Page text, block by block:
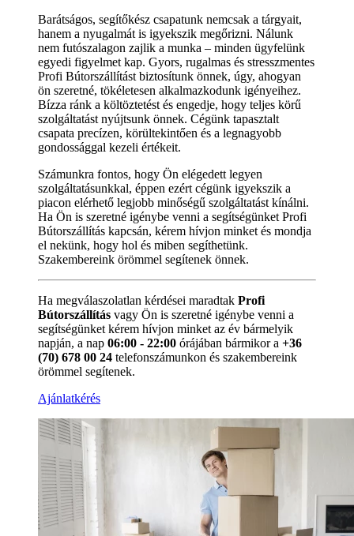
Barátságos, segítőkész csapatunk nemcsak a tárgyait,
hanem a nyugalmát is igyekszik megőrizni. Nálunk
nem futószalagon zajlik a munka – minden ügyfelünk
egyedi figyelmet kap. Gyors, rugalmas és stresszmentes
Profi Bútorszállítást biztosítunk önnek, úgy, ahogyan
ön szeretné, tökéletesen alkalmazkodunk igényeihez.
Bízza ránk a költöztetést és engedje, hogy teljes körű
szolgáltatást nyújtsunk önnek. Cégünk tapasztalt
csapata precízen, körültekintően és a legnagyobb
gondossággal kezeli értékeit.
Számunkra fontos, hogy Ön elégedett legyen
szolgáltatásunkkal, éppen ezért cégünk igyekszik a
piacon elérhető legjobb minőségű szolgáltatást kínálni.
Ha Ön is szeretné igénybe venni a segítségünket Profi
Bútorszállítás kapcsán, kérem hívjon minket és mondja
el nekünk, hogy hol és miben segíthetünk.
Szakembereink örömmel segítenek önnek.
Ha megválaszolatlan kérdései maradtak Profi
Bútorszállítás vagy Ön is szeretné igénybe venni a
segítségünket kérem hívjon minket az év bármelyik
napján, a nap 06:00 - 22:00 órájában bármikor a +36
(70) 678 00 24 telefonszámunkon és szakembereink
örömmel segítenek.
Ajánlatkérés